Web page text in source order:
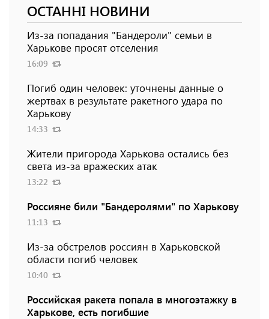
ОСТАННІ НОВИНИ
Из-за попадания "Бандероли" семьи в
Харькове просят отселения
16:09
Погиб один человек: уточнены данные о
жертвах в результате ракетного удара по
Харькову
14:33
Жители пригорода Харькова остались без
света из-за вражеских атак
13:22
Россияне били "Бандеролями" по Харькову
11:13
Из-за обстрелов россиян в Харьковской
области погиб человек
10:40
Российская ракета попала в многоэтажку в
Харькове, есть погибшие